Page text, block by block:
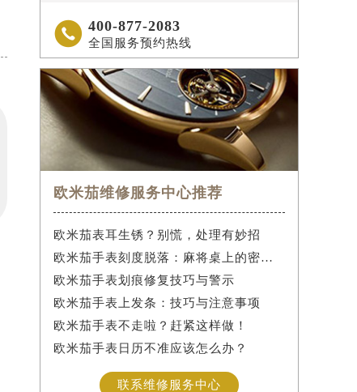
 400-877-2083
全国服务预约热线
欧米茄维修服务中心推荐
欧米茄表耳生锈？别慌，处理有妙招
欧米茄手表刻度脱落：麻将桌上的密室逃脱术
欧米茄手表划痕修复技巧与警示
欧米茄手表上发条：技巧与注意事项
欧米茄手表不走啦？赶紧这样做！
欧米茄手表日历不准应该怎么办？
联系维修服务中心